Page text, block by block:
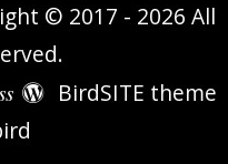
© 2017 - 2026 All
BirdSITE theme